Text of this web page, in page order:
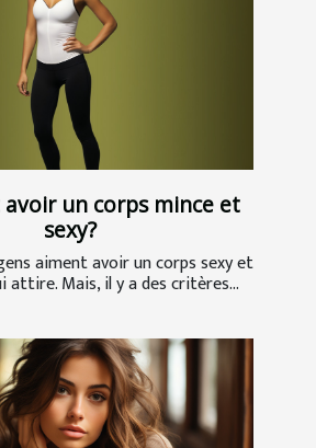
un corps mince et
sexy?
aiment avoir un corps sexy et
attire. Mais, il y a des critères...